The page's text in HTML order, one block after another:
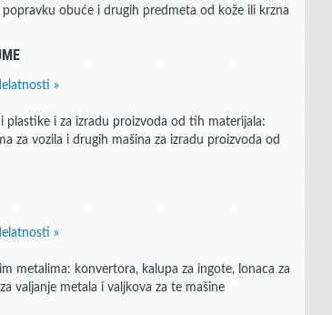
obuće i drugih predmeta od kože ili krzna
»
i za izradu proizvoda od tih materijala:
za vozila i drugih mašina za izradu proizvoda od
»
metalima: konvertora, kalupa za ingote, lonaca za
valjanje metala i valjkova za te mašine